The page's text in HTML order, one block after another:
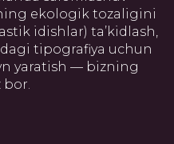
ekologik tozaligini
idishlar) ta’kidlash,
tipografiya uchun
yaratish — bizning